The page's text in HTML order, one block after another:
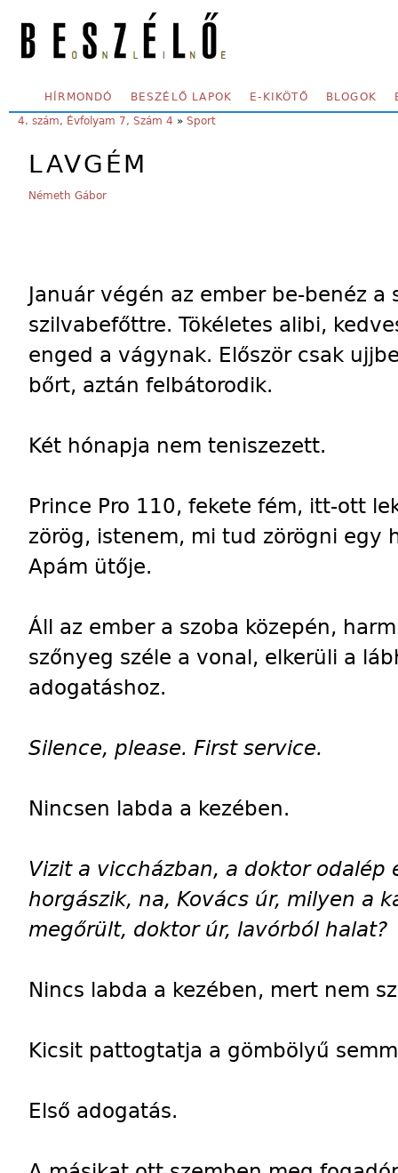
SECONDARY MENU
HÍRMONDÓ BESZÉLŐ LAPOK E-KIKÖTŐ BLOGOK
YOU ARE HERE:
4. szám, Évfolyam 7, Szám 4 » Sport
LAVGÉM
Németh Gábor
Január végén az ember be-benéz
szilvabefőttre. Tökéletes alibi,
enged a vágynak. Először csak
bőrt, aztán felbátorodik.
Két hónapja nem teniszezett.
Prince Pro 110, fekete fém, itt-ott
zörög, istenem, mi tud zörögni egy
Apám ütője.
Áll az ember a szoba közepén,
szőnyeg széle a vonal, elkerüli a
adogatáshoz.
Silence, please. First service.
Nincsen labda a kezében.
Vizit a viccházban, a doktor
horgászik, na, Kovács úr, milyen a
megőrült, doktor úr, lavórból halat?
Nincs labda a kezében, mert nem
Kicsit pattogtatja a gömbölyű
Első adogatás.